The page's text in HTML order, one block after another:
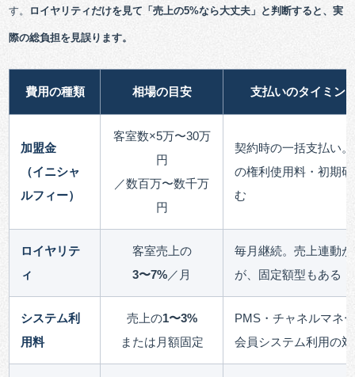
す。 ロイヤリティだけを見て「売上の5%なら大丈夫」と判断すると、実
際の総負担を見誤ります。
費用の種類 相場の目安 支払いのタイミン
加盟金
（イニシャ
ルフィー）
客室数×5万〜30万
円
／数百万〜数千万
円
契約時の一括支払い
の権利使用料・初期
む
ロイヤリテ
ィ
客室売上の
3〜7%／月
毎月継続。売上連動
が、固定額型もある
システム利
用料
売上の1〜3%
または月額固定
PMS・チャネルマネ
会員システム利用の